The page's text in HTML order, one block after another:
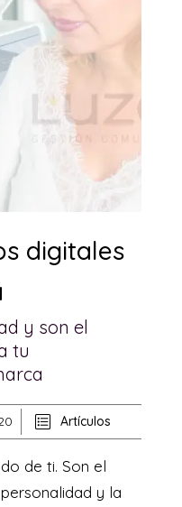
digitales
y son el
tu
Artículos
de ti. Son el
y la